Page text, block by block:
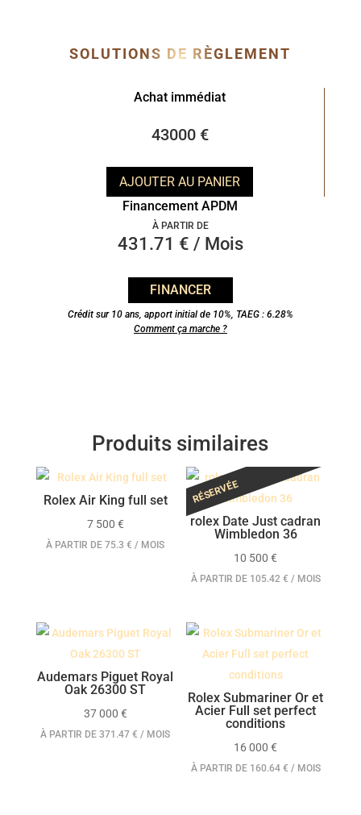
SOLUTIONS DE RÈGLEMENT
Achat immédiat
43000 €
AJOUTER AU PANIER
Financement APDM
À PARTIR DE
431.71 € / Mois
FINANCER
Crédit sur 10 ans, apport initial de 10%, TAEG : 6.28%
Comment ça marche ?
Produits similaires
Rolex Air King full set
7 500 €
À PARTIR DE 75.3 € / MOIS
RÉSERVÉE
rolex Date Just cadran
Wimbledon 36
10 500€
À PARTIR DE 105.42 € / MOIS
Audemars Piguet Royal
Oak 26300 ST
37 000 €
À PARTIR DE 371.47 € / MOIS
Rolex Submariner Or et
Acier Full set perfect
conditions
16 000€
À PARTIR DE 160.64 € / MOIS